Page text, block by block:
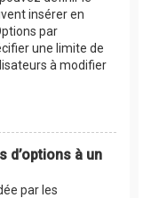
insérer en
par
une limite de
à modifier
d’options à un
par les